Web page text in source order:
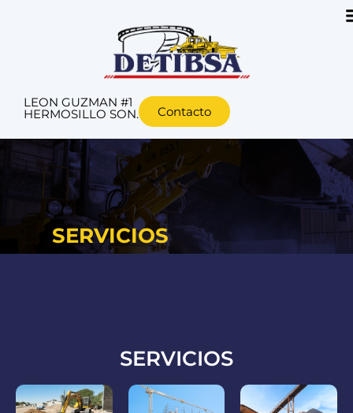
LEON GUZMAN #1
HERMOSILLO SON. Contacto
SERVICIOS
SERVICIOS